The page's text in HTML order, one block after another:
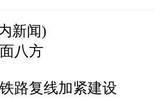
新闻)
八方
复线加紧建设